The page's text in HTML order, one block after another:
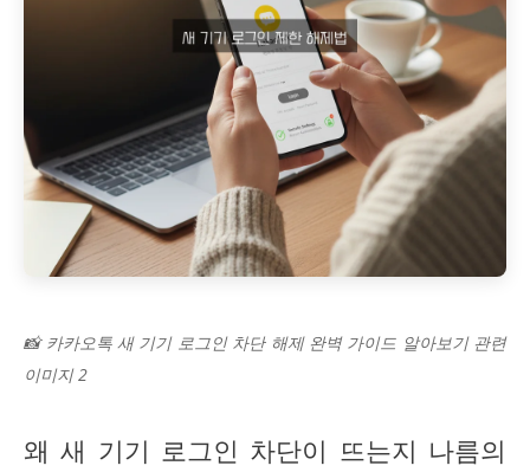
📸 카카오톡 새 기기 로그인 차단 해제 완벽 가이드 알아보기 관련
이미지 2
왜 새 기기 로그인 차단이 뜨는지 나름의